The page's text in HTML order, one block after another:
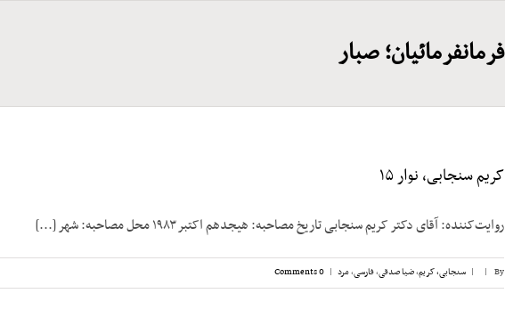
فرمانفرمائیان؛ صبار
کریم سنجابی، نوار ۱۵
روایت‌‌کننده: آقای دکتر کریم سنجابی تاریخ مصاحبه: هیجدهم اکتبر ۱۹۸۳ محل مصاحبه: شهر [...]
By
|
| سنجابی، کریم,ضیا صدقی,فارسی,مرد |
0 Comments